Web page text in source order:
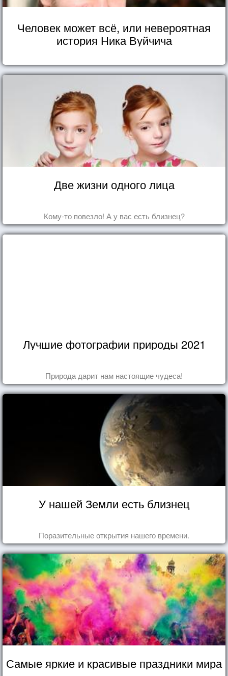
Человек может всё, или невероятная
история Ника Вуйчича
Две жизни одного лица
Кому-то повезло! А у вас есть близнец?
Лучшие фотографии природы 2021
Природа дарит нам настоящие чудеса!
У нашей Земли есть близнец
Поразительные открытия нашего времени.
Самые яркие и красивые праздники мира